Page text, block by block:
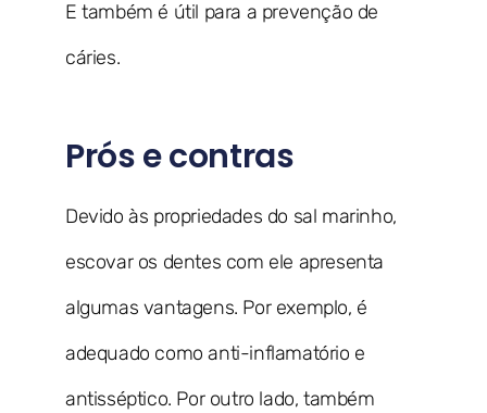
E também é útil para a prevenção de
cáries.
Prós e contras
Devido às propriedades do sal marinho,
escovar os dentes com ele apresenta
algumas vantagens. Por exemplo, é
adequado como anti-inflamatório e
antisséptico. Por outro lado, também